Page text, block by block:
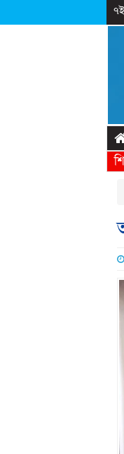
ফিরিয়ে আনতে দেরি